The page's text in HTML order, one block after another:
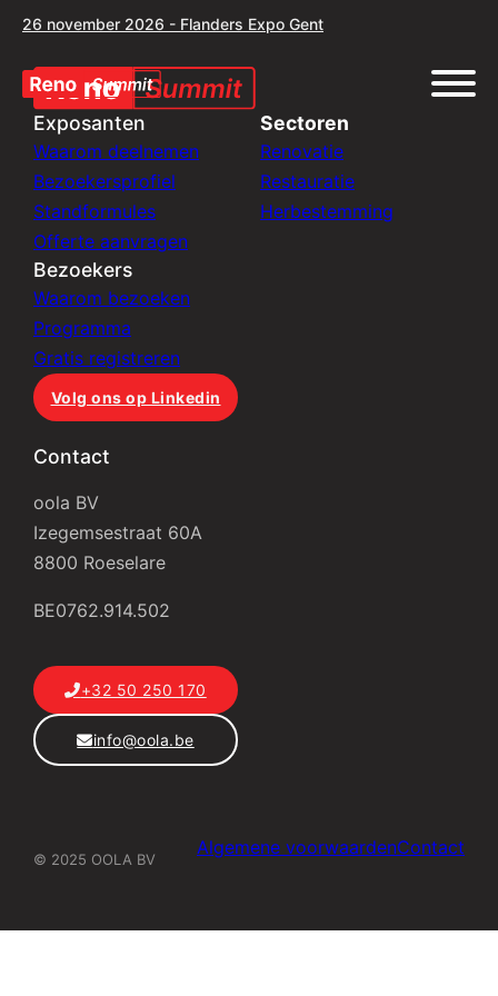
26 november 2026 - Flanders Expo Gent
Exposanten
Waarom deelnemen
Bezoekersprofiel
Standformules
Offerte aanvragen
Bezoekers
Waarom bezoeken
Programma
Gratis registreren
Volg ons op Linkedin
Sectoren
Renovatie
Restauratie
Herbestemming
Contact
oola BV
Izegemsestraat 60A
8800 Roeselare
BE0762.914.502
+32 50 250 170
info@oola.be
© 2025 OOLA BV
Algemene voorwaardenContact